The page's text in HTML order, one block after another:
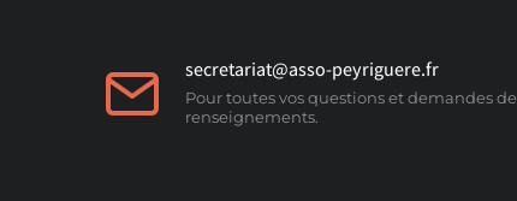
secretariat@asso-peyriguere.fr
Pour toutes vos questions et demandes de
renseignements.